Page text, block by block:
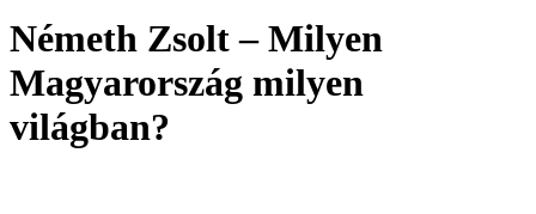
Németh Zsolt – Milyen
Magyarország milyen
világban?